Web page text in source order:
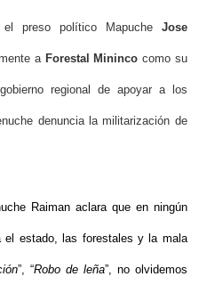
preso político Mapuche Jose
a Forestal Mininco como su
regional de apoyar a los
denuncia la militarización de
Raiman aclara que en ningún
el estado, las forestales y la mala
”, “Robo de leña”, no olvidemos